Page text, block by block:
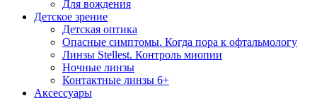
Для вождения
Детское зрение
Детская оптика
Опасные симптомы. Когда пора к офтальмологу
Линзы Stellest. Контроль миопии
Ночные линзы
Контактные линзы 6+
Аксессуары